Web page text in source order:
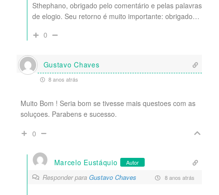
Sthephano, obrigado pelo comentário e pelas palavras
de elogio. Seu retorno é muito importante: obrigado…
0
Gustavo Chaves
8 anos atrás
Muito Bom ! Seria bom se tivesse mais questoes com as
soluçoes. Parabens e sucesso.
0
Marcelo Eustáquio Autor
Responder para Gustavo Chaves 8 anos atrás